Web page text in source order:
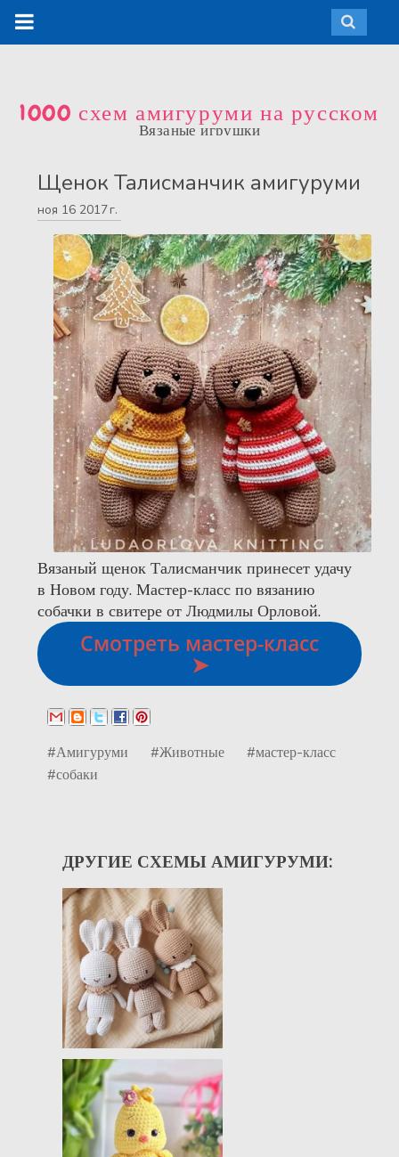
1000 схем амигуруми на русском
Вязаные игрушки
Щенок Талисманчик амигуруми
ноя 16 2017 г.
Вязаный щенок Талисманчик принесет удачу
в Новом году. Мастер-класс по вязанию
собачки в свитере от Людмилы Орловой.
Смотреть мастер-класс
➤
#Амигуруми #Животные
#мастер-класс
#собаки
ДРУГИЕ СХЕМЫ АМИГУРУМИ: